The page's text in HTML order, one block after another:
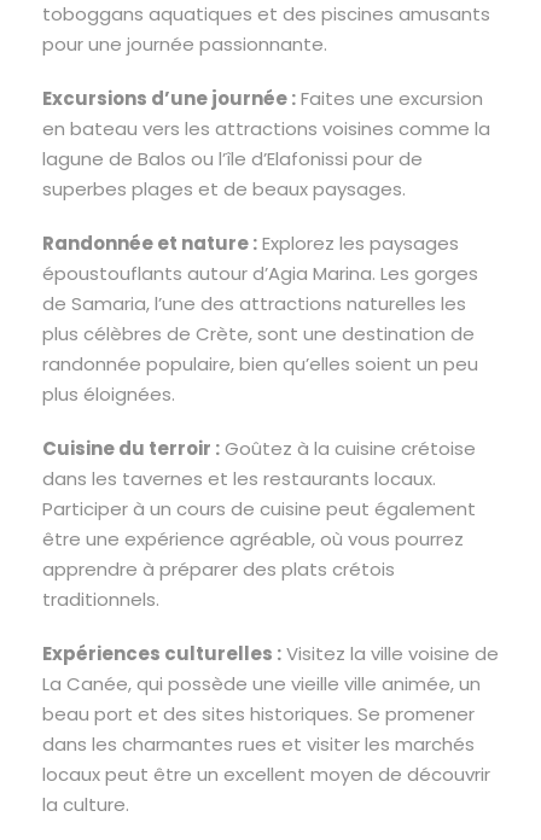
toboggans aquatiques et des piscines amusants
pour une journée passionnante.
Excursions d’une journée :Faites une excursion
en bateau vers les attractions voisines comme la
lagune de Balos ou l’île d’Elafonissi pour de
superbes plages et de beaux paysages.
Randonnée et nature :Explorez les paysages
époustouflants autour d’Agia Marina. Les gorges
de Samaria, l’une des attractions naturelles les
plus célèbres de Crète, sont une destination de
randonnée populaire, bien qu’elles soient un peu
plus éloignées.
Cuisine du terroir :Goûtez à la cuisine crétoise
dans les tavernes et les restaurants locaux.
Participer à un cours de cuisine peut également
être une expérience agréable, où vous pourrez
apprendre à préparer des plats crétois
traditionnels.
Expériences culturelles :Visitez la ville voisine de
La Canée, qui possède une vieille ville animée, un
beau port et des sites historiques. Se promener
dans les charmantes rues et visiter les marchés
locaux peut être un excellent moyen de découvrir
la culture.